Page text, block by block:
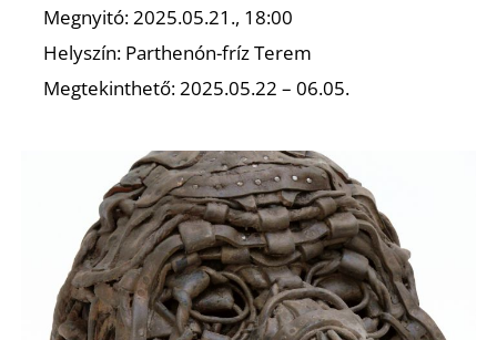
Megnyitó: 2025.05.21., 18:00
Helyszín: Parthenón-fríz Terem
Megtekinthető: 2025.05.22 – 06.05.